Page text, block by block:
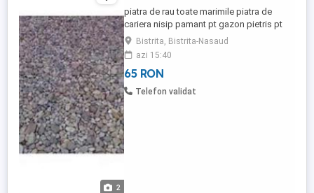
2
piatra de rau toate marimile piatra de
cariera nisip pamant pt gazon pietris pt
drenaje etc
Bistrita, Bistrita-Nasaud
azi 15:40
65 RON
Telefon validat